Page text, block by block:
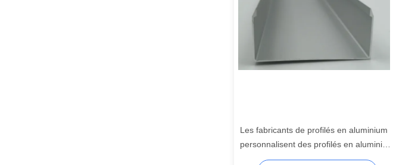
Les fabricants de profilés en aluminium
personnalisent des profilés en aluminium
en U anodisés argent 6061 et 6063 de